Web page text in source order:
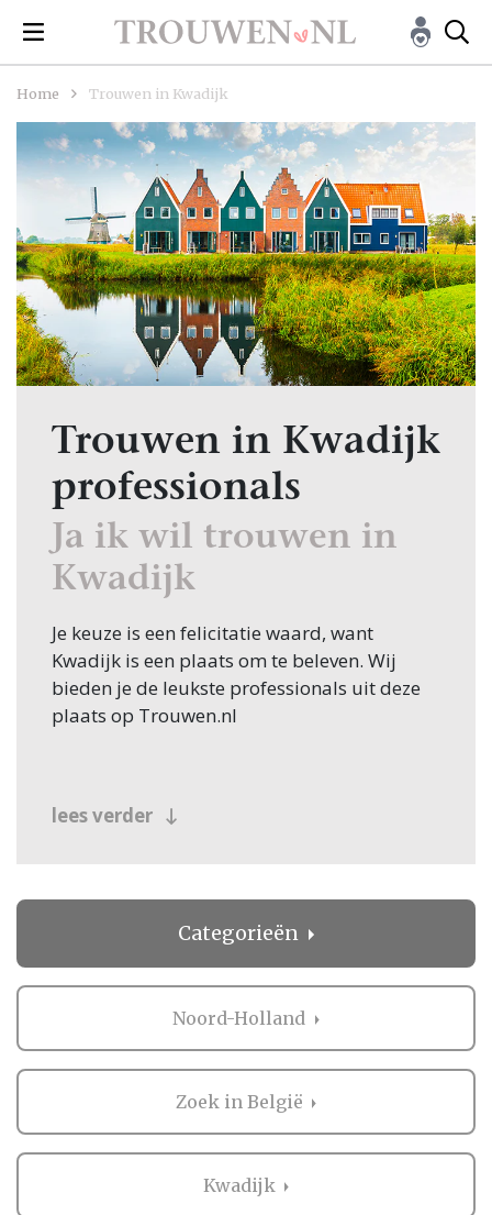
Home Trouwen in Kwadijk
Trouwen in Kwadijk
professionals
Ja ik wil trouwen in
Kwadijk
Je keuze is een felicitatie waard, want
Kwadijk is een plaats om te beleven. Wij
bieden je de leukste professionals uit deze
plaats op Trouwen.nl
lees verder
Categorieën
Noord-Holland
Zoek in België
Kwadijk